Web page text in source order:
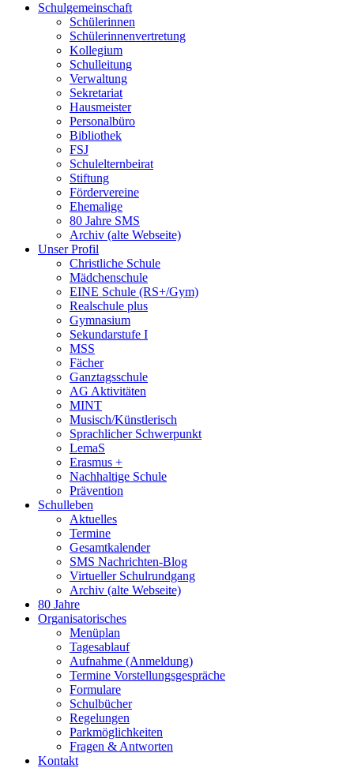
Schulgemeinschaft
Schülerinnen
Schülerinnenvertretung
Kollegium
Schulleitung
Verwaltung
Sekretariat
Hausmeister
Personalbüro
Bibliothek
FSJ
Schulelternbeirat
Stiftung
Fördervereine
Ehemalige
80 Jahre SMS
Archiv (alte Webseite)
Unser Profil
Christliche Schule
Mädchenschule
EINE Schule (RS+/Gym)
Realschule plus
Gymnasium
Sekundarstufe I
MSS
Fächer
Ganztagsschule
AG Aktivitäten
MINT
Musisch/Künstlerisch
Sprachlicher Schwerpunkt
LemaS
Erasmus +
Nachhaltige Schule
Prävention
Schulleben
Aktuelles
Termine
Gesamtkalender
SMS Nachrichten-Blog
Virtueller Schulrundgang
Archiv (alte Webseite)
80 Jahre
Organisatorisches
Menüplan
Tagesablauf
Aufnahme (Anmeldung)
Termine Vorstellungsgespräche
Formulare
Schulbücher
Regelungen
Parkmöglichkeiten
Fragen & Antworten
Kontakt